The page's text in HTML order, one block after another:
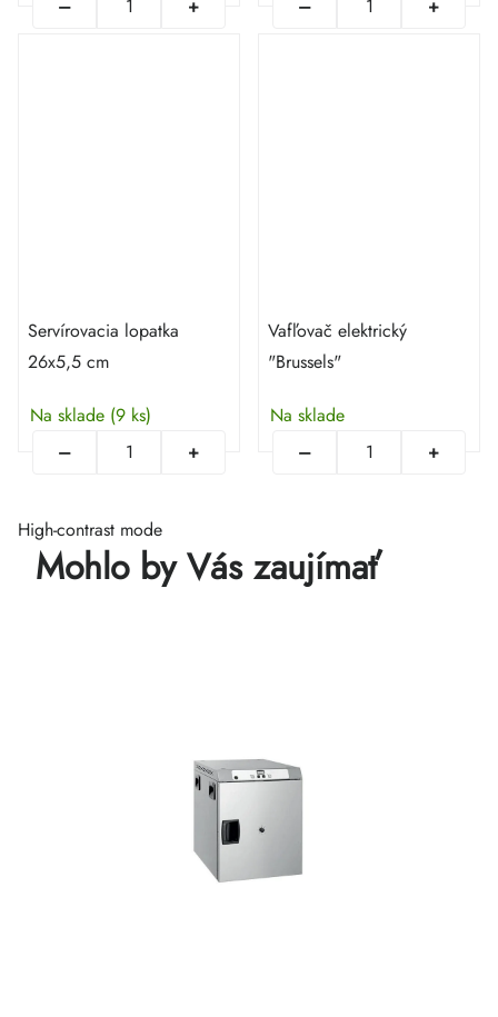
Servírovacia lopatka
26x5,5 cm
Na sklade (9 ks)
Vafľovač elektrický
"Brussels"
Na sklade
High-contrast mode
Mohlo by Vás zaujímať